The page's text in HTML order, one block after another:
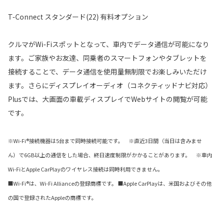
T-Connect スタンダード(22) 有料オプション
クルマがWi-Fiスポットとなって、車内でデータ通信が可能になり
ます。ご家族やお友達、同乗者のスマートフォンやタブレットを
接続することで、データ通信を使用量無制限でお楽しみいただけ
ます。さらにディスプレイオーディオ（コネクティッドナビ対応）
Plusでは、大画面の車載ディスプレイでWebサイトの閲覧が可能
です。
※Wi-Fi®接続機器は5台まで同時接続可能です。 ※直近3日間（当日は含みませ
ん）で6GB以上の通信をした場合、終日速度制限がかかることがあります。 ※車内
Wi-FiとApple CarPlayのワイヤレス接続は同時利用できません。
■Wi-Fi®は、Wi-Fi Allianceの登録商標です。 ■Apple CarPlayは、米国およびその他
の国で登録されたAppleの商標です。